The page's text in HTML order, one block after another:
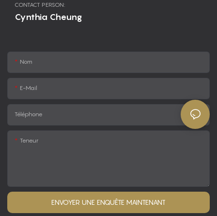
CONTACT PERSON:
Cynthia Cheung
Nom
E-Mail
Téléphone
Teneur
ENVOYER UNE ENQUÊTE MAINTENANT